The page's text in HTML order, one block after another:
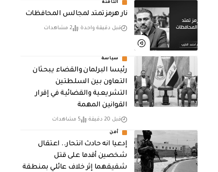
الثامنة
نار هرمز تمتد لمجالس المحافظات
قبل دقيقة واحدة 2 مشاهدات
سياسة
رئيسا البرلمان والقضاء يبحثان
التعاون بين السلطتين
التشريعية والقضائية في إقرار
القوانين المهمة
قبل 20 دقيقة 5 مشاهدات
أمن
إدعيا انه حادث انتحار.. اعتقال
شخصين أقدما على قتل
شقيقهما إثر خلاف عائلي بمنطقة